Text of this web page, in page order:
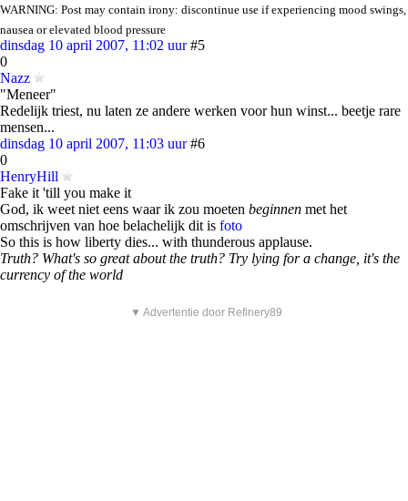
WARNING: Post may contain irony: discontinue use if experiencing mood swings,
nausea or elevated blood pressure
dinsdag 10 april 2007, 11:02 uur #5
0
Nazz
"Meneer"
Redelijk triest, nu laten ze andere werken voor hun winst... beetje rare
mensen...
dinsdag 10 april 2007, 11:03 uur #6
0
HenryHill
Fake it 'till you make it
God, ik weet niet eens waar ik zou moeten beginnen met het
omschrijven van hoe belachelijk dit is foto
So this is how liberty dies... with thunderous applause.
Truth? What's so great about the truth? Try lying for a change, it's the
currency of the world
▼ Advertentie door Refinery89